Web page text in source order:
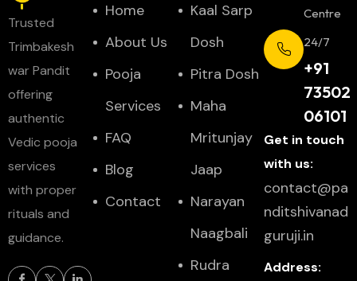
Trusted
Trimbakesh
war Pandit
offering
authentic
Vedic pooja
services
with proper
rituals and
guidance.
Home
About Us
Pooja
Services
FAQ
Blog
Contact
Kaal Sarp
Dosh
Pitra Dosh
Maha
Mritunjay
Jaap
Narayan
Naagbali
Rudra
Centre
24/7
+91
73502
06101
Get in touch
with us:
contact@pa
nditshivanad
guruji.in
Address: